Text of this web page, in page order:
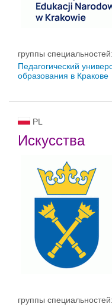
группы специальностей:
Педагогический
образования в Кракове
PL
Искусства
группы специальностей: